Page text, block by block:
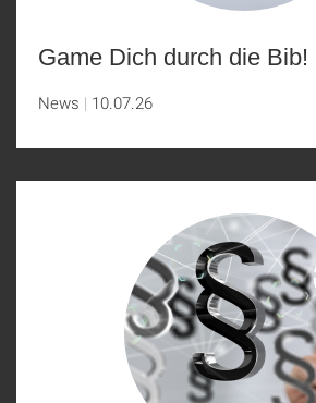
Game Dich durch die Bib!
News 10.07.26